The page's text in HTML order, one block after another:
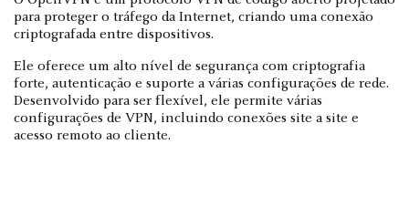
para proteger o tráfego da Internet, criando uma conexão
criptografada entre dispositivos.
Ele oferece um alto nível de segurança com criptografia
forte, autenticação e suporte a várias configurações de rede.
Desenvolvido para ser flexível, ele permite várias
configurações de VPN, incluindo conexões site a site e
acesso remoto ao cliente.